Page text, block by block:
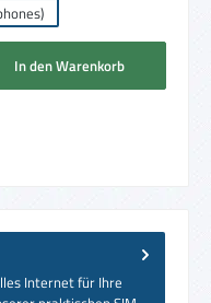
oder benutze die Schaltflächen um
In den Warenkorb
Internet für Ihre